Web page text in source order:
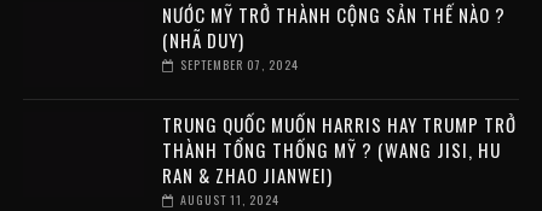
NƯỚC MỸ TRỞ THÀNH CỘNG SẢN THẾ NÀO ?
(NHÃ DUY)
SEPTEMBER 07, 2024
TRUNG QUỐC MUỐN HARRIS HAY TRUMP TRỞ
THÀNH TỔNG THỐNG MỸ ? (WANG JISI, HU
RAN & ZHAO JIANWEI)
AUGUST 11, 2024